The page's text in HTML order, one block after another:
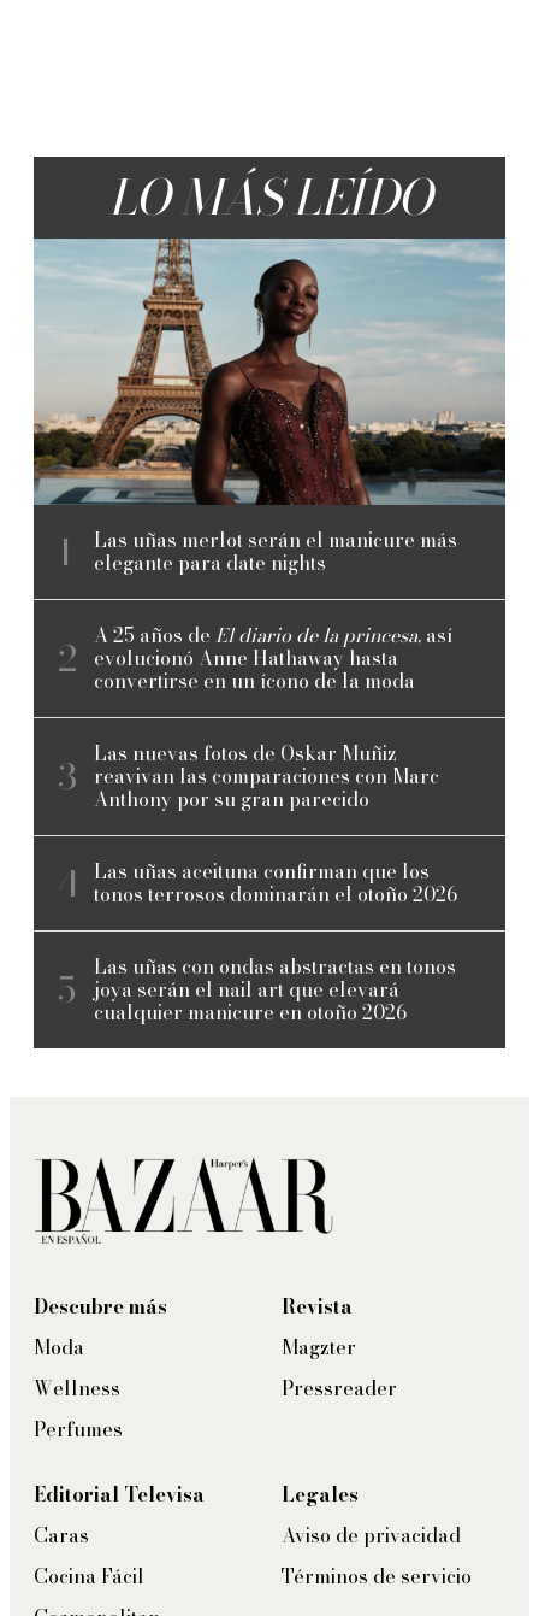
LO MÁS LEÍDO
Las uñas merlot serán el manicure más
elegante para date nights
A 25 años de El diario de la princesa, así
evolucionó Anne Hathaway hasta
convertirse en un ícono de la moda
Las nuevas fotos de Oskar Muñiz
reavivan las comparaciones con Marc
Anthony por su gran parecido
Las uñas aceituna confirman que los
tonos terrosos dominarán el otoño 2026
Las uñas con ondas abstractas en tonos
joya serán el nail art que elevará
cualquier manicure en otoño 2026
Descubre más
Moda
Wellness
Perfumes
Revista
Magzter
Pressreader
Editorial Televisa
Caras
Cocina Fácil
Legales
Aviso de privacidad
Términos de servicio